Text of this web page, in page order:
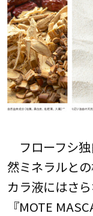
フローフシ
然ミネラルと
カラ液にはさ
『MOTE